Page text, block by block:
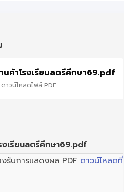
นค้าโรงเรียนสตรีศึกษา69.pdf
ดาวน์โหลดไฟล์ PDF
งเรียนสตรีศึกษา69.pdf
รับการแสดงผล PDF ดาวน์โหลดที่